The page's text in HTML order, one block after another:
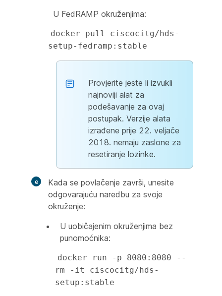
U FedRAMP okruženjima:
docker pull ciscocitg/hds-
setup-fedramp:stable
Provjerite jeste li izvukli
najnoviji alat za
podešavanje za ovaj
postupak. Verzije alata
izrađene prije 22. veljače
2018. nemaju zaslone za
resetiranje lozinke.
Kada se povlačenje završi, unesite
odgovarajuću naredbu za svoje
okruženje:
U uobičajenim okruženjima bez
punomoćnika:
docker run -p 8080:8080 --
rm -it ciscocitg/hds-
setup:stable